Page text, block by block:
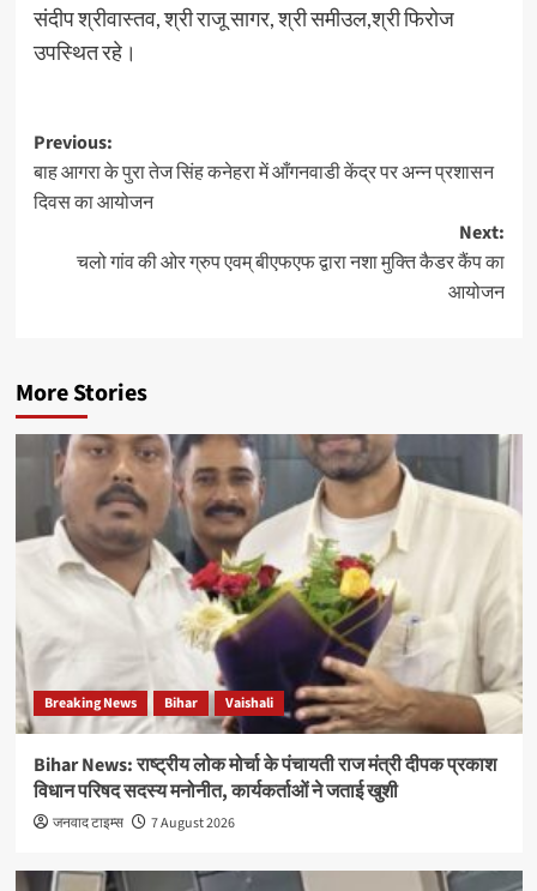
संदीप श्रीवास्तव, श्री राजू सागर, श्री समीउल,श्री फिरोज
उपस्थित रहे।
Post
navigation
Previous:
बाह आगरा के पुरा तेज सिंह कनेहरा में आँगनवाडी केंद्र पर अन्न प्रशासन
दिवस का आयोजन
Next:
चलो गांव की ओर ग्रुप एवम् बीएफएफ द्वारा नशा मुक्ति कैडर कैंप का
आयोजन
More Stories
Breaking News Bihar Vaishali
Bihar News: राष्ट्रीय लोक मोर्चा के पंचायती राज मंत्री दीपक प्रकाश
विधान परिषद सदस्य मनोनीत, कार्यकर्ताओं ने जताई खुशी
जनवाद टाइम्स 7 August 2026